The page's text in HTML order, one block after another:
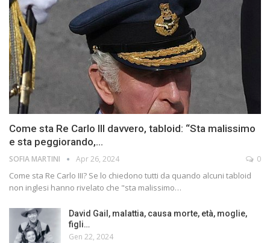
Come sta Re Carlo III davvero, tabloid: “Sta malissimo
e sta peggiorando,…
SOFIA MARTINI Apr 26, 2024 0
Come sta Re Carlo III? Se lo chiedono tutti da quando alcuni tabloid
non inglesi hanno rivelato che "sta malissimo…
David Gail, malattia, causa morte, età, moglie,
figli…
Gen 22, 2024